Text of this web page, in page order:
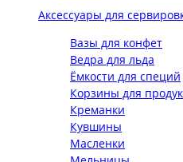
Аксессуары для
Вазы для конфет
Ведра для льда
Ёмкости для специй
Корзины для
Креманки
Кувшины
Масленки